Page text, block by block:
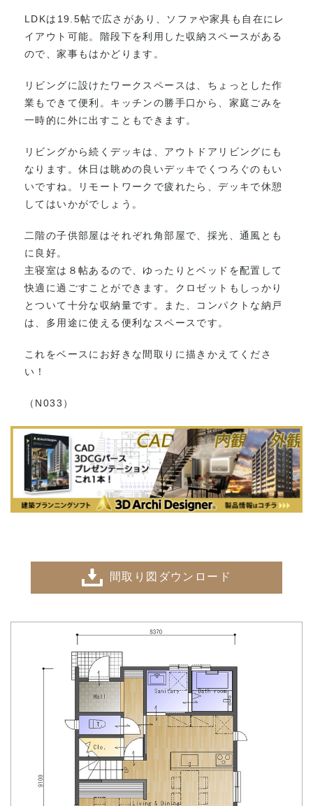
LDKは19.5帖で広さがあり、ソファや家具も自在にレ
イアウト可能。階段下を利用した収納スペースがある
ので、家事もはかどります。
リビングに設けたワークスペースは、ちょっとした作
業もできて便利。キッチンの勝手口から、家庭ごみを
一時的に外に出すこともできます。
リビングから続くデッキは、アウトドアリビングにも
なります。休日は眺めの良いデッキでくつろぐのもい
いですね。リモートワークで疲れたら、デッキで休憩
してはいかがでしょう。
二階の子供部屋はそれぞれ角部屋で、採光、通風とも
に良好。
主寝室は８帖あるので、ゆったりとベッドを配置して
快適に過ごすことができます。クロゼットもしっかり
とついて十分な収納量です。また、コンパクトな納戸
は、多用途に使える便利なスペースです。
これをベースにお好きな間取りに描きかえてくださ
い！
（N033）
間取り図ダウンロード